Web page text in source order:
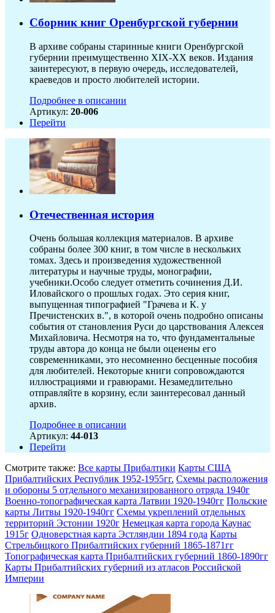
Сборник книг Оренбургской губернии
В архиве собраны старинные книги Оренбургской
губернии преимущественно XIX-ХХ веков. Издания
заинтересуют, в первую очередь, исследователей,
краеведов и просто любителей истории.
Подробнее в описании
Артикул: 20-006
Перейти
Отечественная история
Очень большая коллекция материалов. В архиве
собраны более 300 книг, в том числе в нескольких
томах. Здесь и произведения художественной
литературы и научные труды, монографии,
учебники.Особо следует отметить сочинения Д.И.
Иловайского о прошлых годах. Это серия книг,
выпущенная типографией "Грачева и К. у
Пречистенских в.", в которой очень подробно описаны
события от становления Руси до царствования Алексея
Михайловича. Несмотря на то, что фундаментальные
труды автора до конца не были оценены его
современниками, это несомненно бесценные пособия
для любителей. Некоторые книги сопровождаются
иллюстрациями и гравюрами. Незамедлительно
отправляйте в корзину, если заинтересовал данный
архив.
Подробнее в описании
Артикул: 44-013
Перейти
Смотрите также: Все карты Прибалтики Карты США
Прибалтийских Республик 1952-1955гг. Схемы расположения
и обороны 5 отдельного механизированного отряда 1940г
Военно-топографическая карта Латвии 1920-1940гг Польские
карты Литвы 1920-1940гг Схемы укреплений отдельных
территорий Эстонии 1920г Немецкая карта города Каунас
1915г Одноверстная карта Эстляндии 1894 года Карты
Стрельбицкого Прибалтийских губерний 1865-1871гг
Топографическая карта Прибалтийских губерний 1860-1890гг
Карты Прибалтийских губерний из атласов Российской
Империи